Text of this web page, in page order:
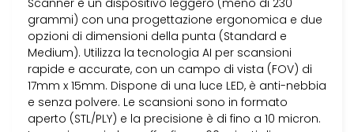
grammi) con una progettazione ergonomica e due
opzioni di dimensioni della punta (Standard e
Medium). Utilizza la tecnologia AI per scansioni
rapide e accurate, con un campo di vista (FOV) di
17mm x 15mm. Dispone di una luce LED, è anti-nebbia
e senza polvere. Le scansioni sono in formato
aperto (STL/PLY) e la precisione è di fino a 10 micron.